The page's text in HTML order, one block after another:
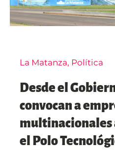
La Matanza, Política
Desde el
convocan a
multinacionales
el Polo